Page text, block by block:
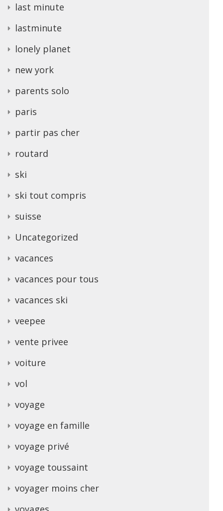
last minute
lastminute
lonely planet
new york
parents solo
paris
partir pas cher
routard
ski
ski tout compris
suisse
Uncategorized
vacances
vacances pour tous
vacances ski
veepee
vente privee
voiture
vol
voyage
voyage en famille
voyage privé
voyage toussaint
voyager moins cher